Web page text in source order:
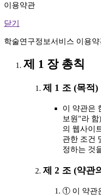
이용약관
닫기
학술연구정보서비스 이용
제 1 장 총칙
제 1 조 (목적)
이 약관은
보원"라
의 웹사이
관한 조건
정하는 것
제 2 조 (약관
① 이 약관